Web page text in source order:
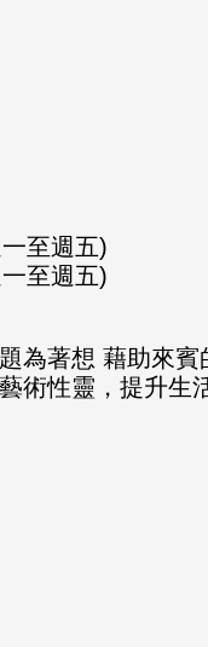
至週五)
至週五)
為著想 藉助來賓
術性靈，提升生